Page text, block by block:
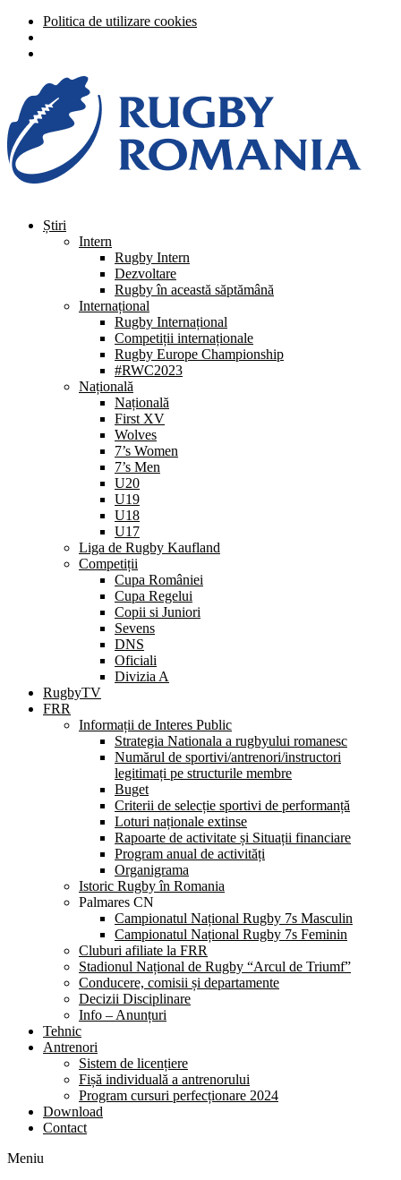
Politica de utilizare cookies
Știri
Intern
Rugby Intern
Dezvoltare
Rugby în această săptămână
Internațional
Rugby Internațional
Competiții internaționale
Rugby Europe Championship
#RWC2023
Națională
Națională
First XV
Wolves
7’s Women
7’s Men
U20
U19
U18
U17
Liga de Rugby Kaufland
Competiții
Cupa României
Cupa Regelui
Copii si Juniori
Sevens
DNS
Oficiali
Divizia A
RugbyTV
FRR
Informații de Interes Public
Strategia Nationala a rugbyului romanesc
Numărul de sportivi/antrenori/instructori
legitimați pe structurile membre
Buget
Criterii de selecție sportivi de performanță
Loturi naționale extinse
Rapoarte de activitate și Situații financiare
Program anual de activități
Organigrama
Istoric Rugby în Romania
Palmares CN
Campionatul Național Rugby 7s Masculin
Campionatul Național Rugby 7s Feminin
Cluburi afiliate la FRR
Stadionul Național de Rugby “Arcul de Triumf”
Conducere, comisii și departamente
Decizii Disciplinare
Info – Anunțuri
Tehnic
Antrenori
Sistem de licențiere
Fișă individuală a antrenorului
Program cursuri perfecționare 2024
Download
Contact
Meniu